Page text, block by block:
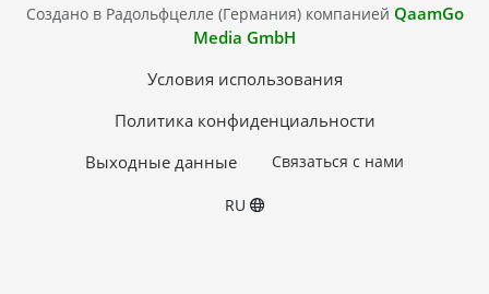
Создано в Радольфцелле (Германия) компанией QaamGo
Media GmbH
Условия использования
Политика конфиденциальности
Выходные данные
Связаться с нами
RU